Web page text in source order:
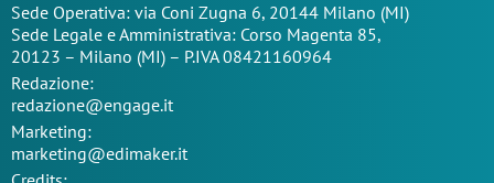
Sede Operativa: via Coni Zugna 6, 20144 Milano (MI)
Sede Legale e Amministrativa: Corso Magenta 85,
20123 – Milano (MI) – P.IVA 08421160964
Redazione:
redazione@engage.it
Marketing:
marketing@edimaker.it